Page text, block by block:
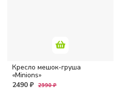
Кресло мешок-груша
«Minions»
2490 ₽ 2990 ₽